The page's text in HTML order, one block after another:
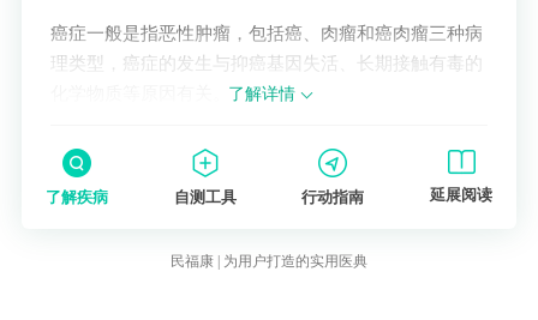
癌症一般是指恶性肿瘤，包括癌、肉瘤和癌肉瘤三种病
理类型，癌症的发生与抑癌基因失活、长期接触有毒的
化学物质等原因有关。了解详情
了解疾病 自测工具 行动指南 延展阅读
民福康 | 为用户打造的实用医典